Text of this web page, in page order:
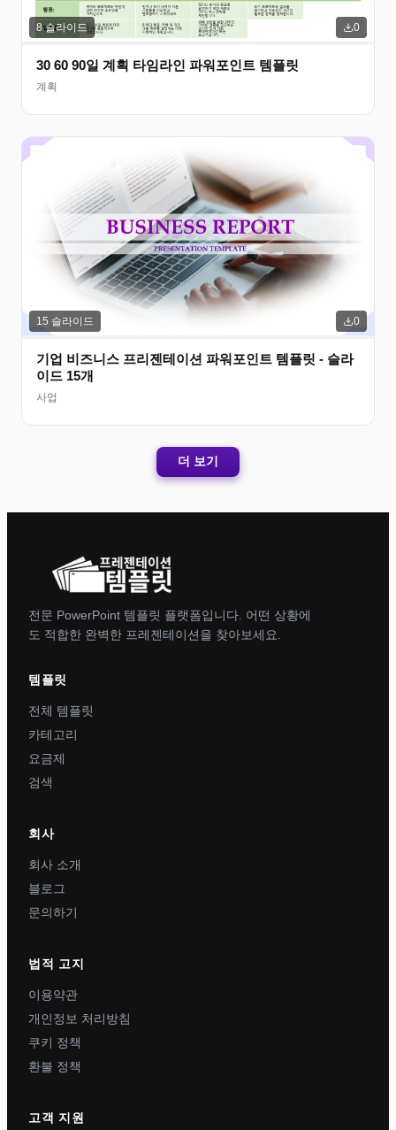
8 슬라이드 0
30 60 90일 계획 타임라인 파워포인트 템플릿
계획
15 슬라이드 0
기업 비즈니스 프리젠테이션 파워포인트 템플릿 - 슬라
이드 15개
사업
더 보기
전문 PowerPoint 템플릿 플랫폼입니다. 어떤 상황에
도 적합한 완벽한 프레젠테이션을 찾아보세요.
템플릿
전체 템플릿
카테고리
요금제
검색
회사
회사 소개
블로그
문의하기
법적 고지
이용약관
개인정보 처리방침
쿠키 정책
환불 정책
고객 지원